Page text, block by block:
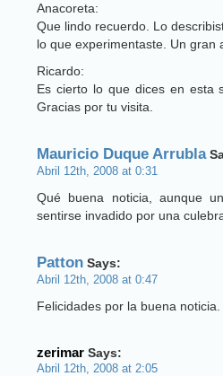
Anacoreta:
Que lindo recuerdo. Lo
lo que experimentaste. Un gran
Ricardo:
Es cierto lo que dices en esta
Gracias por tu visita.
Mauricio Duque Arrubla
Abril 12th, 2008 at 0:31
Qué buena noticia, aunque
sentirse invadido por una
Patton Says:
Abril 12th, 2008 at 0:47
Felicidades por la buena
zerimar Says:
Abril 12th, 2008 at 2:05